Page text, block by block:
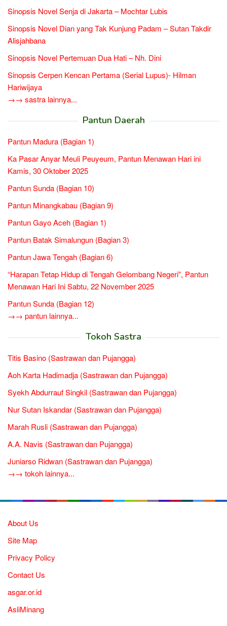
Sinopsis Novel Senja di Jakarta – Mochtar Lubis
Sinopsis Novel Dian yang Tak Kunjung Padam – Sutan Takdir
Alisjahbana
Sinopsis Novel Pertemuan Dua Hati – Nh. Dini
Sinopsis Cerpen Kencan Pertama (Serial Lupus)- Hilman
Hariwijaya
→→ sastra lainnya...
Pantun Daerah
Pantun Madura (Bagian 1)
Ka Pasar Anyar Meuli Peuyeum, Pantun Menawan Hari ini
Kamis, 30 Oktober 2025
Pantun Sunda (Bagian 10)
Pantun Minangkabau (Bagian 9)
Pantun Gayo Aceh (Bagian 1)
Pantun Batak Simalungun (Bagian 3)
Pantun Jawa Tengah (Bagian 6)
“Harapan Tetap Hidup di Tengah Gelombang Negeri”, Pantun
Menawan Hari Ini Sabtu, 22 November 2025
Pantun Sunda (Bagian 12)
→→ pantun lainnya...
Tokoh Sastra
Titis Basino (Sastrawan dan Pujangga)
Aoh Karta Hadimadja (Sastrawan dan Pujangga)
Syekh Abdurrauf Singkil (Sastrawan dan Pujangga)
Nur Sutan Iskandar (Sastrawan dan Pujangga)
Marah Rusli (Sastrawan dan Pujangga)
A.A. Navis (Sastrawan dan Pujangga)
Juniarso Ridwan (Sastrawan dan Pujangga)
→→ tokoh lainnya...
About Us
Site Map
Privacy Policy
Contact Us
asgar.or.id
AsliMinang